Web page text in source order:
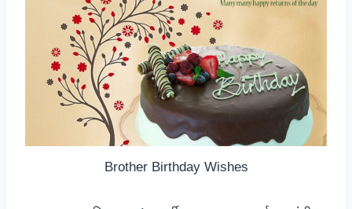
Brother Birthday Wishes